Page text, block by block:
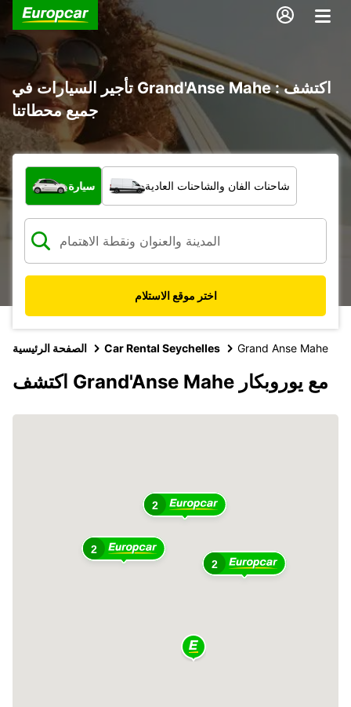
تأجير السيارات في Grand'Anse Mahe : اكتشف
جميع محطاتنا
ما نوع المركبة؟
سيارة شاحنات الفان والشاحنات العادية
اختر موقع الاستلام
الصفحة الرئيسية Car Rental Seychelles Grand Anse Mahe
اكتشف Grand'Anse Mahe مع يوروبكار
2
2
2